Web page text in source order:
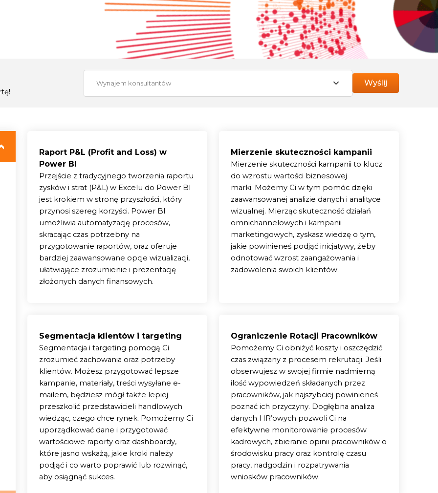
Wynajem konsultantów Wyślij
Raport P&L (Profit and Loss) w
Power BI
Przejście z tradycyjnego tworzenia raportu
zysków i strat (P&L) w Excelu do Power BI
jest krokiem w stronę przyszłości, który
przynosi szereg korzyści. Power BI
umożliwia automatyzację procesów,
skracając czas potrzebny na
przygotowanie raportów, oraz oferuje
bardziej zaawansowane opcje wizualizacji,
ułatwiające zrozumienie i prezentację
złożonych danych finansowych.
Mierzenie skuteczności kampanii
Mierzenie skuteczności kampanii to klucz
do wzrostu wartości biznesowej
marki. Możemy Ci w tym pomóc dzięki
zaawansowanej analizie danych i analityce
wizualnej. Mierząc skuteczność działań
omnichannelowych i kampanii
marketingowych, zyskasz wiedzę o tym,
jakie powinieneś podjąć inicjatywy, żeby
odnotować wzrost zaangażowania i
zadowolenia swoich klientów.
Segmentacja klientów i targeting
Segmentacja i targeting pomogą Ci
zrozumieć zachowania oraz potrzeby
klientów. Możesz przygotować lepsze
kampanie, materiały, treści wysyłane e-
mailem, będziesz mógł także lepiej
przeszkolić przedstawicieli handlowych
wiedząc, czego chce rynek. Pomożemy Ci
uporządkować dane i przygotować
wartościowe raporty oraz dashboardy,
które jasno wskażą, jakie kroki należy
podjąć i co warto poprawić lub rozwinąć,
aby osiągnąć sukces.
Ograniczenie Rotacji Pracowników
Pomożemy Ci obniżyć koszty i oszczędzić
czas związany z procesem rekrutacji. Jeśli
obserwujesz w swojej firmie nadmierną
ilość wypowiedzeń składanych przez
pracowników, jak najszybciej powinieneś
poznać ich przyczyny. Dogłębna analiza
danych HR’owych pozwoli Ci na
efektywne monitorowanie procesów
kadrowych, zbieranie opinii pracowników o
środowisku pracy oraz kontrolę czasu
pracy, nadgodzin i rozpatrywania
wniosków pracowników.